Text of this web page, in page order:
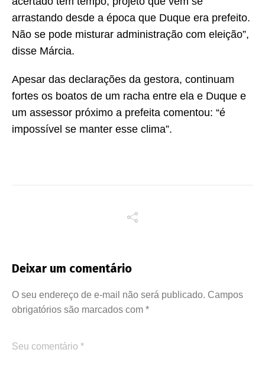
arrastando desde a época que Duque era prefeito.
Não se pode misturar administração com eleição”,
disse Márcia.
Apesar das declarações da gestora, continuam
fortes os boatos de um racha entre ela e Duque e
um assessor próximo a prefeita comentou: “é
impossível se manter esse clima”.
Deixar um comentário
O seu endereço de e-mail não será publicado. Campos
obrigatórios são marcados com *